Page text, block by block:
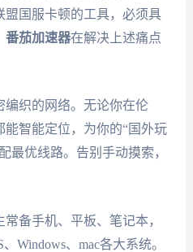
盟国服卡顿的工具，必须具
番茄加速器在解决上述痛点
编织的网络。无论你在伦
智能定位，为你的“国外玩
最优线路。告别手动摸索，
备手机、平板、笔记本，
Windows、mac各大系统。